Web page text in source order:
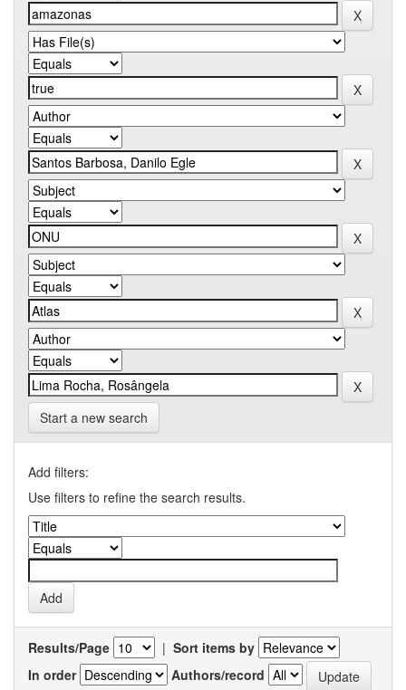
Start a new search
Add filters:
Use filters to refine the search results.
Results/Page | Sort items by
In order
Authors/record